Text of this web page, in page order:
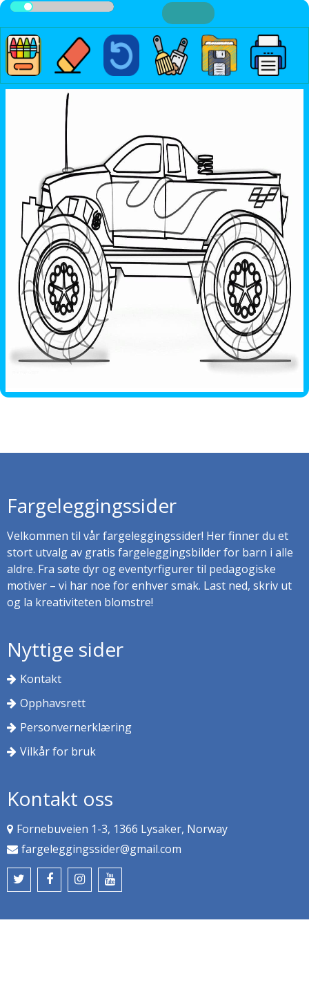
Fargeleggingssider
Velkommen til vår fargeleggingssider! Her finner du et
stort utvalg av gratis fargeleggingsbilder for barn i alle
aldre. Fra søte dyr og eventyrfigurer til pedagogiske
motiver – vi har noe for enhver smak. Last ned, skriv ut
og la kreativiteten blomstre!
Nyttige sider
Kontakt
Opphavsrett
Personvernerklæring
Vilkår for bruk
Kontakt oss
Fornebuveien 1-3, 1366 Lysaker, Norway
fargeleggingssider@gmail.com